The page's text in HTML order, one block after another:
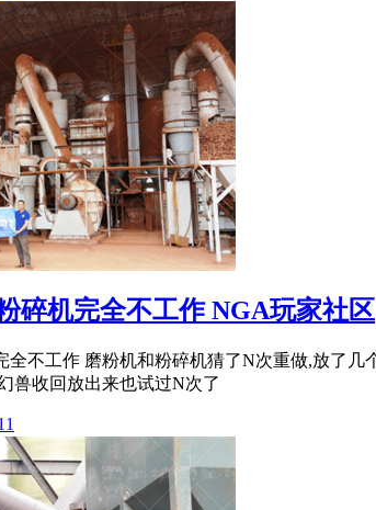
碎机完全不工作 NGA玩家社区
全不工作 磨粉机和粉碎机猜了N次重做,放了
兽收回放出来也试过N次了